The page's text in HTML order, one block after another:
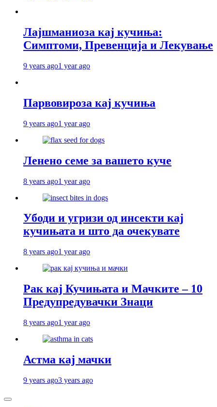
Лајшманиоза кај кучиња:
Симптоми, Превенција и Лекување
9 years ago1 year ago
Парвовироза кај кучиња
9 years ago1 year ago
Ленено семе за вашето куче
8 years ago1 year ago
Убоди и угризи од инсекти кај
кучињата и што да очекувате
8 years ago1 year ago
Рак кај Кучињата и Мачките – 10
Предупредувачки Знаци
8 years ago1 year ago
Астма кај мачки
9 years ago3 years ago